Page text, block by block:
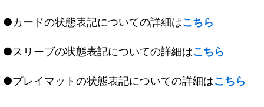
●カードの状態表記についての詳細はこちら
●スリーブの状態表記についての詳細はこちら
●プレイマットの状態表記についての詳細はこちら